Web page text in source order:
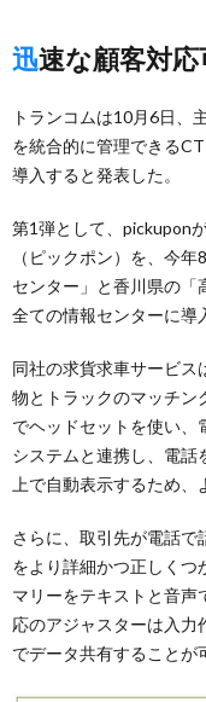
迅速な顧客対
トランコムは10月6日、
を統合的に管理できる
導入すると発表した。
第1弾として、pickupon
（ピックポン）を、今
センター」と香川県の「
全ての情報センターに導
同社の求貨求車サービス
物とトラックのマッチン
でヘッドセットを使い、
システムと連携し、電話
上で自動表示するため、
さらに、取引先が電話
をより詳細かつ正しくつ
マリーをテキストと音声
応のアジャスターは入力
でデータ共有することが